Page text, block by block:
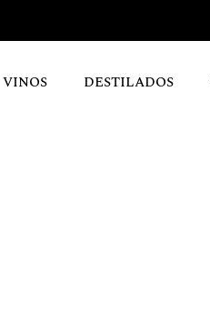
VINOS DESTILADOS